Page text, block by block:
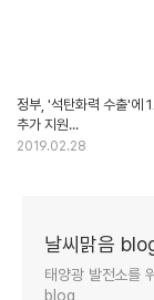
정부, '석탄화력 수출'에
추가 지원...
2019.02.28
날씨맑음
태양광 발전소를
blog